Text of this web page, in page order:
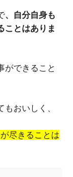
、自分自身も
ことはありま
ができること
もおいしく、
尽きることは